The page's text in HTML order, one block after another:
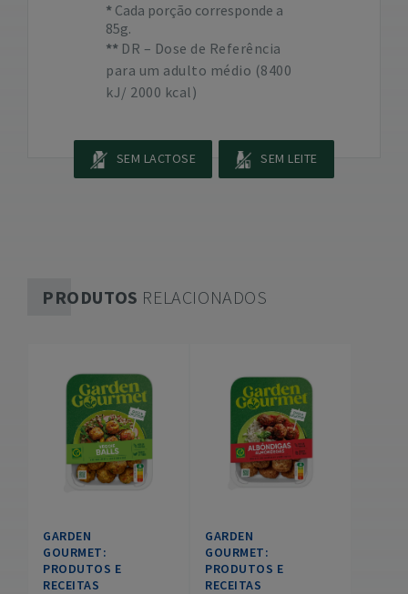
Cada porção corresponde a
85g.
DR – Dose de Referência
para um adulto médio (8400
kJ/ 2000 kcal)
SEM LACTOSE SEM LEITE
PRODUTOS RELACIONADOS
GARDEN
GOURMET:
PRODUTOS E
RECEITAS
GARDEN
GOURMET:
PRODUTOS E
RECEITAS